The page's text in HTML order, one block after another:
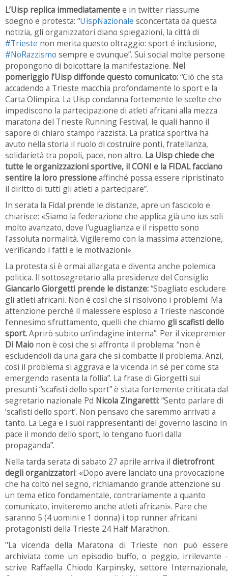
L’Uisp replica immediatamentee in twitter riassume
sdegno e protesta: “UispNazionale sconcertata da questa
notizia, gli organizzatori diano spiegazioni, la cittá di
#Trieste non merita questo oltraggio: sport é inclusione,
#NoRazzismo sempre e ovunque”. Sui social molte persone
propongono di boicottare la manifestazione. Nel
pomeriggio l’Uisp diffonde questo comunicato:“Ciò che sta
accadendo a Trieste macchia profondamente lo sport e la
Carta Olimpica. La Uisp condanna fortemente le scelte che
impediscono la partecipazione di atleti africani alla mezza
maratona del Trieste Running Festival, le quali hanno il
sapore di chiaro stampo razzista. La pratica sportiva ha
avuto nella storia il ruolo di costruire ponti, fratellanza,
solidarietà tra popoli, pace, non altro. La Uisp chiede che
tutte le organizzazioni sportive, il CONI e la FIDAL facciano
sentire la loro pressioneaffinché possa essere ripristinato
il diritto di tutti gli atleti a partecipare”.
In serata la Fidal prende le distanze, apre un fascicolo e
chiarisce: «Siamo la federazione che applica già uno ius soli
molto avanzato, dove l'uguaglianza e il rispetto sono
l'assoluta normalità. Vigileremo con la massima attenzione,
verificando i fatti e le motivazioni».
La protesta si è ormai allargata e diventa anche polemica
politica. Il sottosegretario alla presidenze del Consiglio
Giancarlo Giorgetti prende le distanze:“Sbagliato escludere
gli atleti africani. Non è così che si risolvono i problemi. Ma
attenzione perché il malessere esploso a Trieste nasconde
l’ennesimo sfruttamento, quelli che chiamo gli scafisti dello
sport.Aprirò subito un’indagine interna”. Per il vicepremier
Di Maio non è così che si affronta il problema: “non è
escludendoli da una gara che si combatte il problema. Anzi,
così il problema si aggrava e la vicenda in sé per come sta
emergendo rasenta la follia”. La frase di Giorgetti sui
presunti “scafisti dello sport” è stata fortemente criticata dal
segretario nazionale Pd Nicola Zingaretti: “Sento parlare di
‘scafisti dello sport’. Non pensavo che saremmo arrivati a
tanto. La Lega e i suoi rappresentanti del governo lascino in
pace il mondo dello sport, lo tengano fuori dalla
propaganda”.
Nella tarda serata di sabato 27 aprile arriva il dietrofront
degli organizzatori: «Dopo avere lanciato una provocazione
che ha colto nel segno, richiamando grande attenzione su
un tema etico fondamentale, contrariamente a quanto
comunicato, inviteremo anche atleti africani». Pare che
saranno 5 (4 uomini e 1 donna) i top runner africani
protagonisti della Trieste 24 Half Marathon.
"La vicenda della Maratona di Trieste non può essere
archiviata come un episodio buffo, o peggio, irrilevante -
scrive Raffaella Chiodo Karpinsky, settore Internazionale,